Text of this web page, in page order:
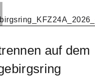
auf dem